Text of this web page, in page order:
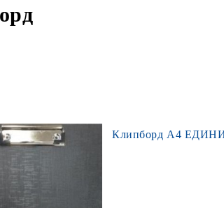
Клипборд А4